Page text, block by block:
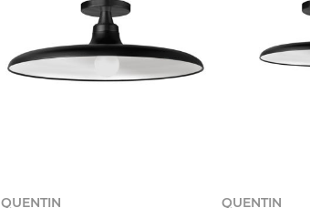
QUENTIN QUENTIN